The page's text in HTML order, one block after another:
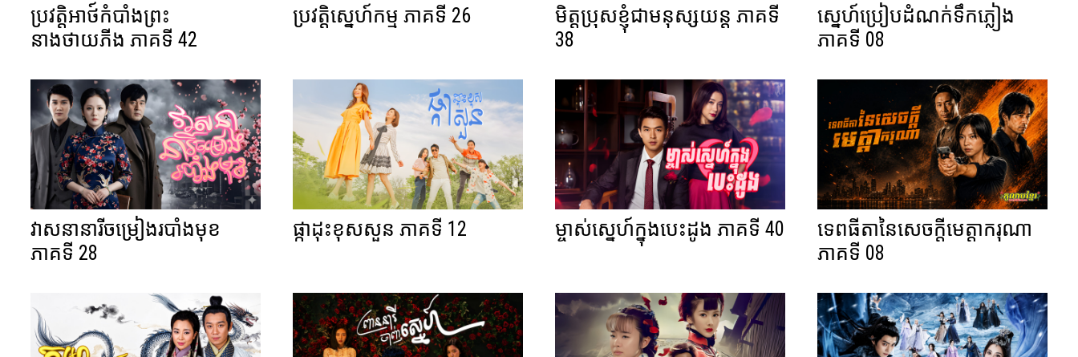
ប្រវត្តិអាថ៍កំបាំងព្រះ
នាងថាយភីង ភាគទី 42
ប្រវត្តិស្នេហ៍កម្ម ភាគទី 26
មិត្តប្រុសខ្ញុំជាមនុស្សយន្ត ភាគទី
38
ស្នេហ៍ប្រៀបដំណក់ទឹកភ្លៀង
ភាគទី 08
វាសនានារីចម្រៀងរបាំងមុខ
ភាគទី 28
ផ្កាដុះខុសសួន ភាគទី 12 ម្ចាស់ស្នេហ៍ក្នុងបេះដូង ភាគទី 40
ទេពធីតានៃសេចក្តីមេត្តាករុណា
ភាគទី 08